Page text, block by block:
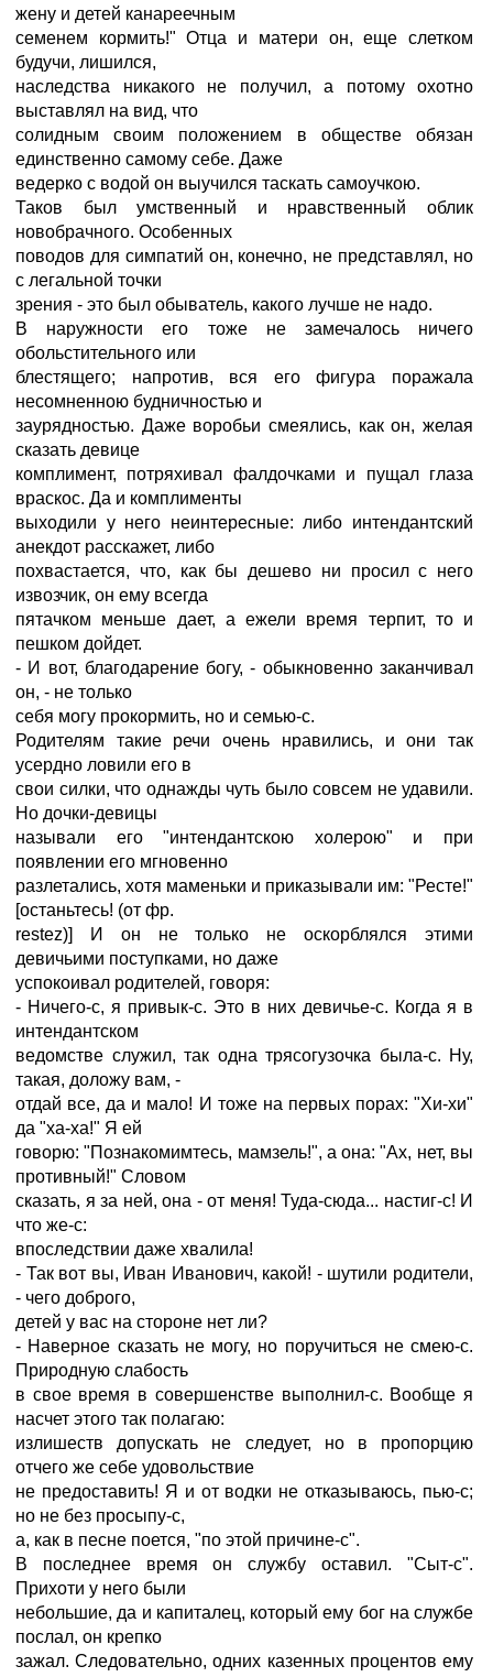
жену и детей канареечным
семенем кормить!" Отца и матери он, еще слетком
будучи, лишился,
наследства никакого не получил, а потому охотно
выставлял на вид, что
солидным своим положением в обществе обязан
единственно самому себе. Даже
ведерко с водой он выучился таскать самоучкою.
Таков был умственный и нравственный облик
новобрачного. Особенных
поводов для симпатий он, конечно, не представлял, но
с легальной точки
зрения - это был обыватель, какого лучше не надо.
В наружности его тоже не замечалось ничего
обольстительного или
блестящего; напротив, вся его фигура поражала
несомненною будничностью и
заурядностью. Даже воробьи смеялись, как он, желая
сказать девице
комплимент, потряхивал фалдочками и пущал глаза
враскос. Да и комплименты
выходили у него неинтересные: либо интендантский
анекдот расскажет, либо
похвастается, что, как бы дешево ни просил с него
извозчик, он ему всегда
пятачком меньше дает, а ежели время терпит, то и
пешком дойдет.
- И вот, благодарение богу, - обыкновенно заканчивал
он, - не только
себя могу прокормить, но и семью-с.
Родителям такие речи очень нравились, и они так
усердно ловили его в
свои силки, что однажды чуть было совсем не удавили.
Но дочки-девицы
называли его "интендантскою холерою" и при
появлении его мгновенно
разлетались, хотя маменьки и приказывали им: "Ресте!"
[останьтесь! (от фр.
restez)] И он не только не оскорблялся этими
девичьими поступками, но даже
успокоивал родителей, говоря:
- Ничего-с, я привык-с. Это в них девичье-с. Когда я в
интендантском
ведомстве служил, так одна трясогузочка была-с. Ну,
такая, доложу вам, -
отдай все, да и мало! И тоже на первых порах: "Хи-хи"
да "ха-ха!" Я ей
говорю: "Познакомимтесь, мамзель!", а она: "Ах, нет, вы
противный!" Словом
сказать, я за ней, она - от меня! Туда-сюда... настиг-с! И
что же-с:
впоследствии даже хвалила!
- Так вот вы, Иван Иванович, какой! - шутили родители,
- чего доброго,
детей у вас на стороне нет ли?
- Наверное сказать не могу, но поручиться не смею-с.
Природную слабость
в свое время в совершенстве выполнил-с. Вообще я
насчет этого так полагаю:
излишеств допускать не следует, но в пропорцию
отчего же себе удовольствие
не предоставить! Я и от водки не отказываюсь, пью-с;
но не без просыпу-с,
а, как в песне поется, "по этой причине-с".
В последнее время он службу оставил. "Сыт-с".
Прихоти у него были
небольшие, да и капиталец, который ему бог на службе
послал, он крепко
зажал. Следовательно, одних казенных процентов ему